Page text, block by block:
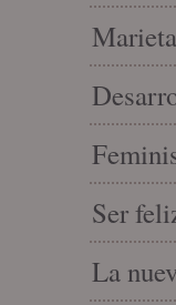
Ser
La